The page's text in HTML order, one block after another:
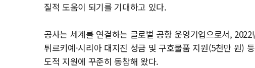
질적 도움이 되기를 기대하고 있다.
공사는 세계를 연결하는 글로벌 공항 운영기업으로서,
튀르키예·시리아 대지진 성금 및 구호물품 지원(5천만 원)
도적 지원에 꾸준히 동참해 왔다.